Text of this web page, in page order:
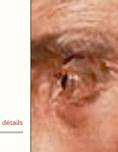
détails